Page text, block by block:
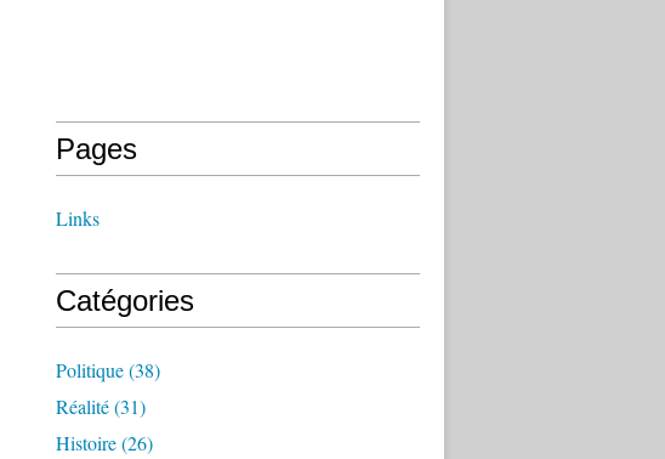
Pages
Links
Catégories
Politique(38)
Réalité(31)
Histoire(26)